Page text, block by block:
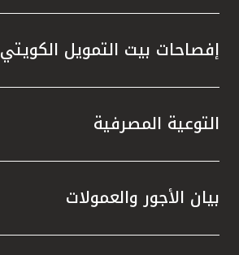
المملكة المتحدة
مملكة البحرين
إفصاحات بيت التمويل الكويتي
التوعية المصرفية
بيان الأجور والعمولات